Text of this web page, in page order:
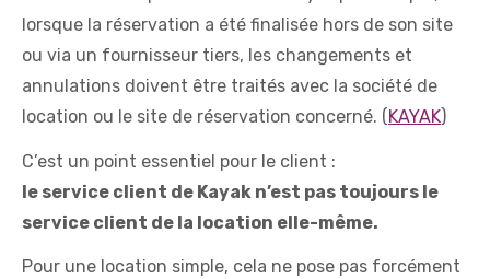
lorsque la réservation a été finalisée hors de son site
ou via un fournisseur tiers, les changements et
annulations doivent être traités avec la société de
location ou le site de réservation concerné. (KAYAK)
C’est un point essentiel pour le client :
le service client de Kayak n’est pas toujours le
service client de la location elle-même.
Pour une location simple, cela ne pose pas forcément